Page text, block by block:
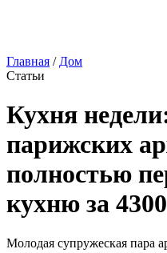
Главная / Дом
Статьи
Кухня
парижских
полностью
кухню за
Молодая супружеская пара